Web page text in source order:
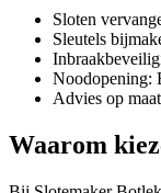
Sloten
Sleutels
Noodopening:
Advies op
Waarom